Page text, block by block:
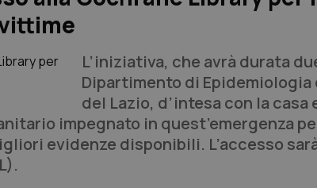
L’iniziativa, che avrà durata
Dipartimento di
del Lazio, d’intesa con la
impegnato in quest’emergenza
evidenze disponibili. L’accesso